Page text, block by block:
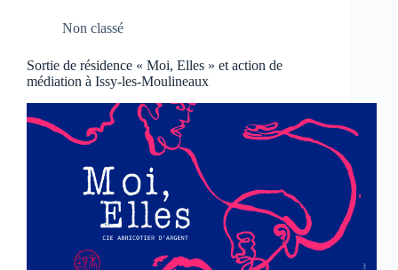
Non classé
Sortie de résidence « Moi, Elles » et action de
médiation à Issy-les-Moulineaux